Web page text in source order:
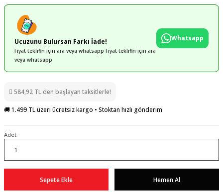
Ucuzunu Bulursan Farkı İade!
Fiyat teklifin için ara veya whatsapp Fiyat teklifin için ara
veya whatsapp
Whatsapp
584,92 TL den başlayan taksitlerle!
🚚 1.499 TL üzeri ücretsiz kargo • Stoktan hızlı gönderim
Adet
Sepete Ekle Hemen Al